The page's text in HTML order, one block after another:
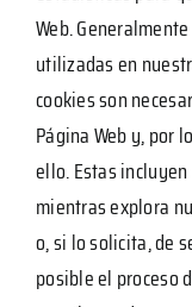
Web.
utilizadas en
cookies son
Página Web y, por
ello. Estas
mientras explora
o, si lo solicita, de
posible el proceso